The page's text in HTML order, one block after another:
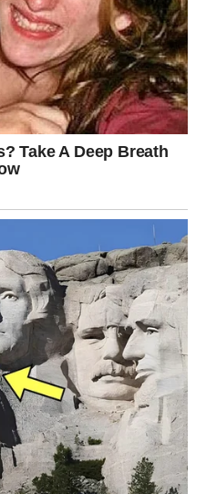
vijest ili susret koji
emocije koje dugo
u vaš život
trenuci.
period.
konačno postaju dio
svoj mir
i sreće.